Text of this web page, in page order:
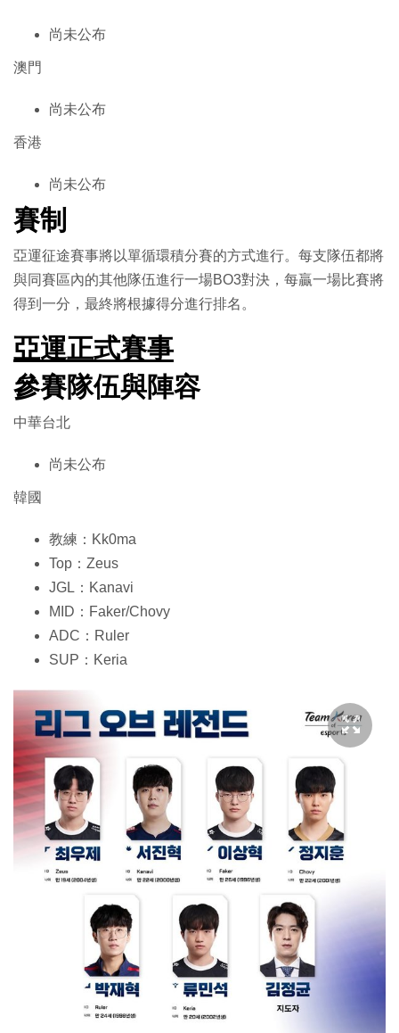
尚未公布
澳門
尚未公布
香港
尚未公布
賽制
亞運征途賽事將以單循環積分賽的方式進行。每支隊伍都將
與同賽區內的其他隊伍進行一場BO3對決，每贏一場比賽將
得到一分，最終將根據得分進行排名。
亞運正式賽事
參賽隊伍與陣容
中華台北
尚未公布
韓國
教練：Kk0ma
Top：Zeus
JGL：Kanavi
MID：Faker/Chovy
ADC：Ruler
SUP：Keria